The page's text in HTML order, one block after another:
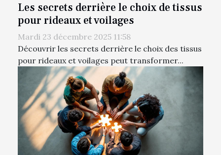
Les secrets derrière le choix de tissus
pour rideaux et voilages
Mardi 23 décembre 2025 11:58
Découvrir les secrets derrière le choix des tissus
pour rideaux et voilages peut transformer...